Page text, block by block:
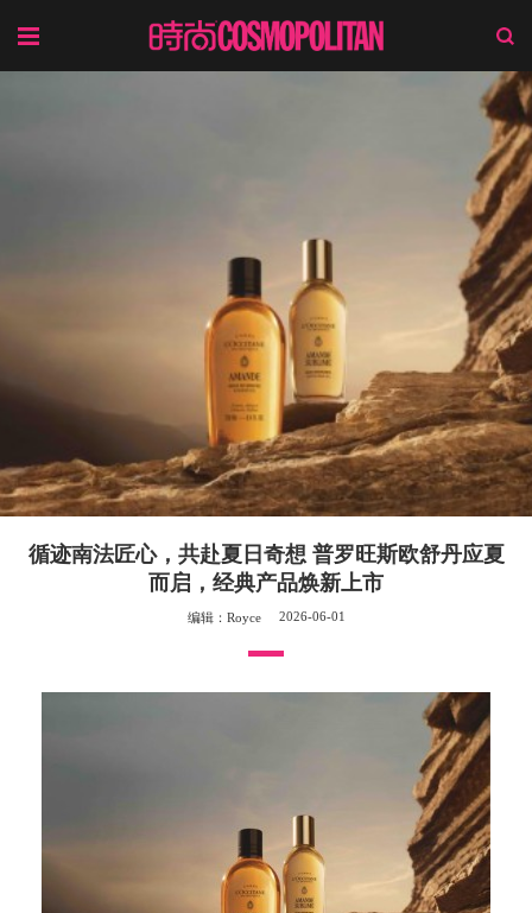
循迹南法匠心，共赴夏日奇想 普罗旺斯欧舒丹应夏
而启，经典产品焕新上市
编辑：Royce 2026-06-01